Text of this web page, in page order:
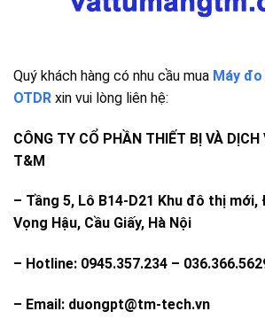
Quý khách hàng có nhu cầu mua Máy đo
OTDR xin vui lòng liên hệ:
CÔNG TY CỔ PHẦN THIẾT BỊ VÀ DỊCH
T&M
– Tầng 5, Lô B14-D21 Khu đô thị mới,
Vọng Hậu, Cầu Giấy, Hà Nội
– Hotline: 0945.357.234 –
– Email: duongpt@tm-tech.vn